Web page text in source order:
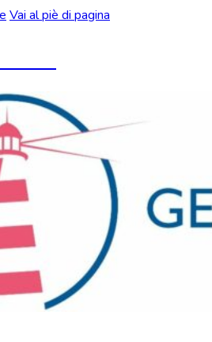
Vai al piè di pagina